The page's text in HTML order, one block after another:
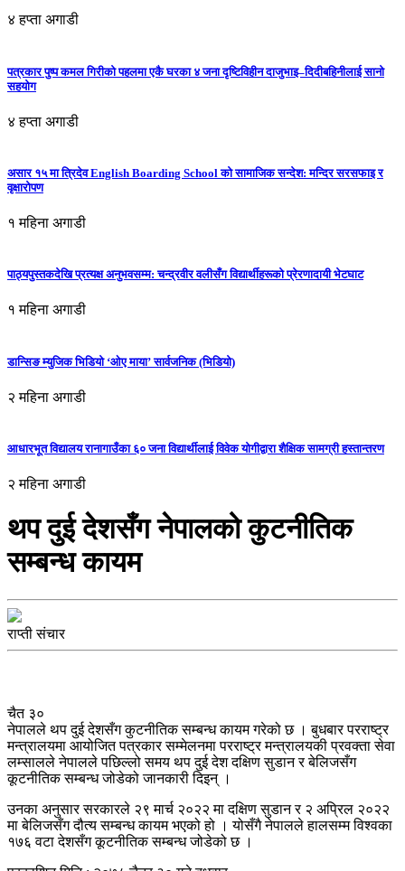
४ हप्ता अगाडी
पत्रकार पुष्प कमल गिरीको पहलमा एकै घरका ४ जना दृष्टिविहीन दाजुभाइ–दिदीबहिनीलाई सानो
सहयोग
४ हप्ता अगाडी
असार १५ मा त्रिदेव English Boarding School को सामाजिक सन्देश: मन्दिर सरसफाइ र
वृक्षारोपण
१ महिना अगाडी
पाठ्यपुस्तकदेखि प्रत्यक्ष अनुभवसम्म: चन्द्रवीर वलीसँग विद्यार्थीहरूको प्रेरणादायी भेटघाट
१ महिना अगाडी
डान्सिङ म्युजिक भिडियो ‘ओए माया’ सार्वजनिक (भिडियो)
२ महिना अगाडी
आधारभूत विद्यालय रानागाउँका ६० जना विद्यार्थीलाई विवेक योगीद्वारा शैक्षिक सामग्री हस्तान्तरण
२ महिना अगाडी
थप दुई देशसँग नेपालको कुटनीतिक
सम्बन्ध कायम
राप्ती संचार
चैत ३०
नेपालले थप दुई देशसँग कुटनीतिक सम्बन्ध कायम गरेको छ । बुधबार परराष्ट्र
मन्त्रालयमा आयोजित पत्रकार सम्मेलनमा परराष्ट्र मन्त्रालयकी प्रवक्ता सेवा
लम्सालले नेपालले पछिल्लो समय थप दुई देश दक्षिण सुडान र बेलिजसँग
कूटनीतिक सम्बन्ध जोडेको जानकारी दिइन् ।
उनका अनुसार सरकारले २९ मार्च २०२२ मा दक्षिण सुडान र २ अप्रिल २०२२
मा बेलिजसँग दौत्य सम्बन्ध कायम भएको हो । योसँगै नेपालले हालसम्म विश्वका
१७६ वटा देशसँग कूटनीतिक सम्बन्ध जोडेको छ ।